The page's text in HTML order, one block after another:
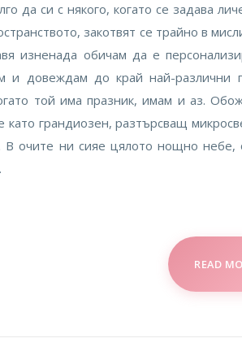
да си с някого, когато се задава
закотвят се трайно в
изненада обичам да е
и довеждам до край най-различни
той има празник, имам и аз.
като грандиозен, разтърсващ
В очите ни сияе цялото нощно
READ